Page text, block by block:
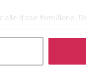
disse formålene.
helst trekke